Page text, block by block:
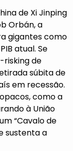
de Xi Jinping
Orbán, a
gigantes como
atual. Se
risking de
súbita de
em recessão.
como a
à União
“Cavalo de
sustenta a